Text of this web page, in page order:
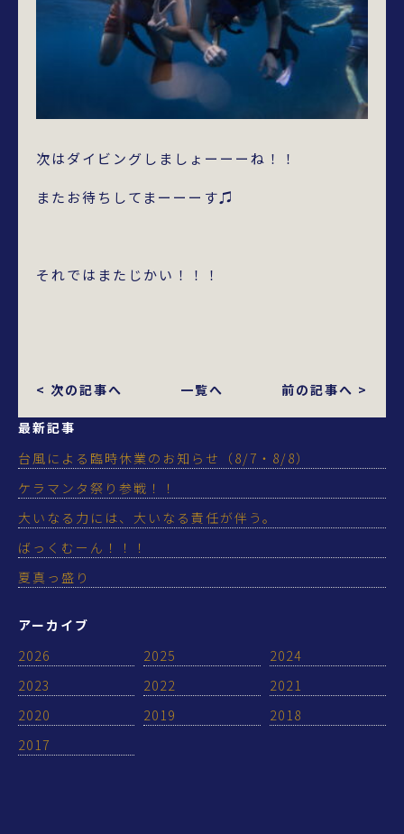
次はダイビングしましょーーーね！！
またお待ちしてまーーーす♫
それではまたじかい！！！
< 次の記事へ 一覧へ 前の記事へ >
最新記事
台風による臨時休業のお知らせ（8/7・8/8）
ケラマンタ祭り参戦！！
大いなる力には、大いなる責任が伴う。
ばっくむーん！！！
夏真っ盛り
アーカイブ
2026
2025
2024
2023
2022
2021
2020
2019
2018
2017